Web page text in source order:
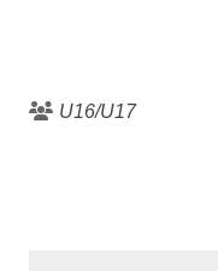
U16/U17